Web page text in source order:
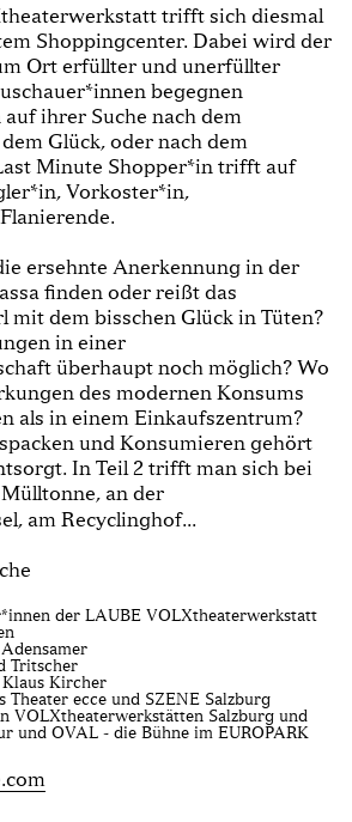
trifft sich diesmal
Shoppingcenter. Dabei wird der
Ort erfüllter und unerfüllter
begegnen
ihrer Suche nach dem
Glück, oder nach dem
Minute Shopper*in trifft auf
Vorkoster*in,
ersehnte Anerkennung in der
finden oder reißt das
mit dem bisschen Glück in Tüten?
in einer
überhaupt noch möglich? Wo
des modernen Konsums
als in einem Einkaufszentrum?
und Konsumieren gehört
In Teil 2 trifft man sich bei
an der
am Recyclinghof...
der LAUBE VOLXtheaterwerkstatt
Tritscher
Kircher
ecce und SZENE Salzburg
VOLXtheaterwerkstätten Salzburg und
und OVAL - die Bühne im EUROPARK